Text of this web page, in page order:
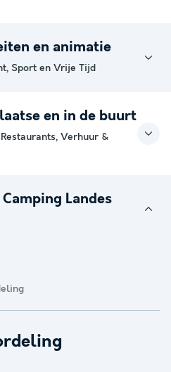
en animatie
Sport en Vrije Tijd
en in de buurt
Verhuur &
Landes